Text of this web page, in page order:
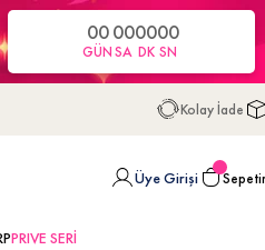
00
GÜN
00
SA
00
DK
00
SN
Kolay İade
Üye Girişi
PRIVE SERİ